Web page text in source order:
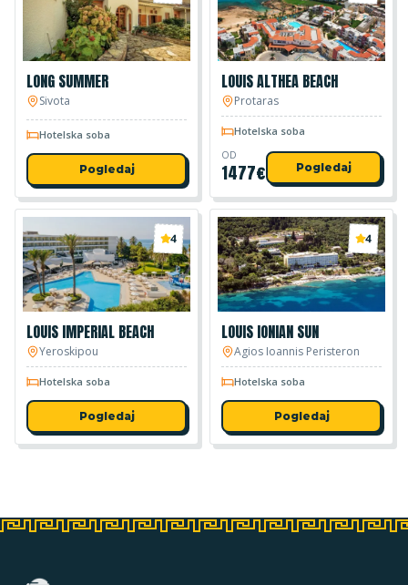
LONG SUMMER
Sivota
Hotelska soba
Pogledaj
LOUIS ALTHEA BEACH
Protaras
Hotelska soba
OD
1477€ Pogledaj
4
LOUIS IMPERIAL BEACH
Yeroskipou
Hotelska soba
Pogledaj
4
LOUIS IONIAN SUN
Agios Ioannis Peristeron
Hotelska soba
Pogledaj